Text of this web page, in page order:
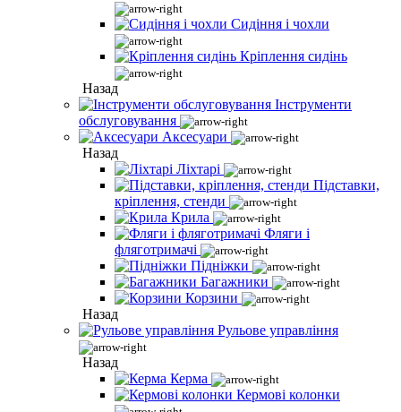
Сидіння і чохли
Кріплення сидінь
Назад
Інструменти
обслуговування
Аксесуари
Назад
Ліхтарі
Підставки,
кріплення, стенди
Крила
Фляги і
фляготримачі
Підніжки
Багажники
Корзини
Назад
Рульове управління
Назад
Керма
Кермові колонки